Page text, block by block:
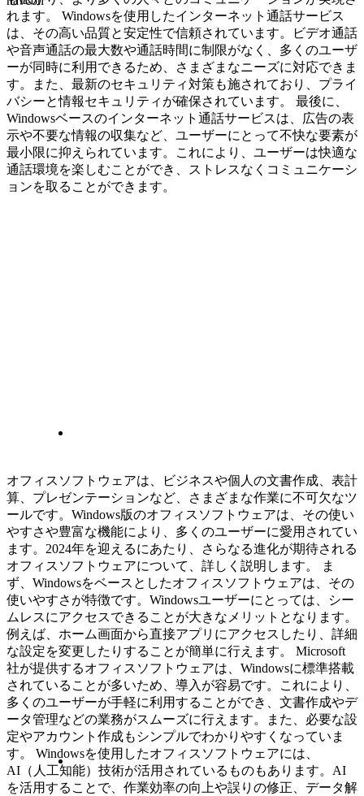
れます。 Windowsを使用したインターネット通話サービス
は、その高い品質と安定性で信頼されています。ビデオ通話
や音声通話の最大数や通話時間に制限がなく、多くのユーザ
ーが同時に利用できるため、さまざまなニーズに対応できま
す。また、最新のセキュリティ対策も施されており、プライ
バシーと情報セキュリティが確保されています。 最後に、
Windowsベースのインターネット通話サービスは、広告の表
示や不要な情報の収集など、ユーザーにとって不快な要素が
最小限に抑えられています。これにより、ユーザーは快適な
通話環境を楽しむことができ、ストレスなくコミュニケーシ
ョンを取ることができます。
オフィスソフトウェアは、ビジネスや個人の文書作成、表計
算、プレゼンテーションなど、さまざまな作業に不可欠なツ
ールです。Windows版のオフィスソフトウェアは、その使い
やすさや豊富な機能により、多くのユーザーに愛用されてい
ます。2024年を迎えるにあたり、さらなる進化が期待される
オフィスソフトウェアについて、詳しく説明します。 ま
ず、Windowsをベースとしたオフィスソフトウェアは、その
使いやすさが特徴です。Windowsユーザーにとっては、シー
ムレスにアクセスできることが大きなメリットとなります。
例えば、ホーム画面から直接アプリにアクセスしたり、詳細
な設定を変更したりすることが簡単に行えます。 Microsoft
社が提供するオフィスソフトウェアは、Windowsに標準搭載
されていることが多いため、導入が容易です。これにより、
多くのユーザーが手軽に利用することができ、文書作成やデ
ータ管理などの業務がスムーズに行えます。また、必要な設
定やアカウント作成もシンプルでわかりやすくなっていま
す。 Windowsを使用したオフィスソフトウェアには、
AI（人工知能）技術が活用されているものもあります。AI
を活用することで、作業効率の向上や誤りの修正、データ解